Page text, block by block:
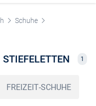
Schuhe
1
FREIZEIT-SCHUHE